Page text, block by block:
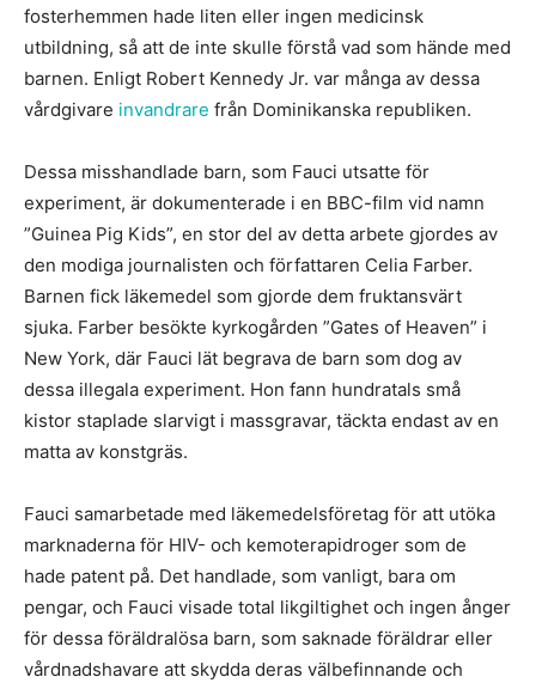
fosterhemmen hade liten eller ingen medicinsk
utbildning, så att de inte skulle förstå vad som hände med
barnen. Enligt Robert Kennedy Jr. var många av dessa
vårdgivare invandrare från Dominikanska republiken.
Dessa misshandlade barn, som Fauci utsatte för
experiment, är dokumenterade i en BBC-film vid namn
”Guinea Pig Kids”, en stor del av detta arbete gjordes av
den modiga journalisten och författaren Celia Farber.
Barnen fick läkemedel som gjorde dem fruktansvärt
sjuka. Farber besökte kyrkogården ”Gates of Heaven” i
New York, där Fauci lät begrava de barn som dog av
dessa illegala experiment. Hon fann hundratals små
kistor staplade slarvigt i massgravar, täckta endast av en
matta av konstgräs.
Fauci samarbetade med läkemedelsföretag för att utöka
marknaderna för HIV- och kemoterapidroger som de
hade patent på. Det handlade, som vanligt, bara om
pengar, och Fauci visade total likgiltighet och ingen ånger
för dessa föräldralösa barn, som saknade föräldrar eller
vårdnadshavare att skydda deras välbefinnande och